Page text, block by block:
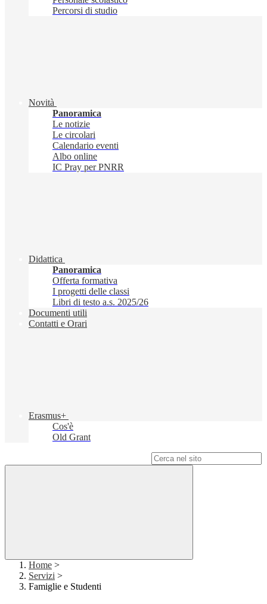
Percorsi di studio
Novità
Panoramica
Le notizie
Le circolari
Calendario eventi
Albo online
IC Pray per PNRR
Didattica
Panoramica
Offerta formativa
I progetti delle classi
Libri di testo a.s. 2025/26
Documenti utili
Contatti e Orari
Erasmus+
Cos'è
Old Grant
Home >
Servizi >
Famiglie e Studenti